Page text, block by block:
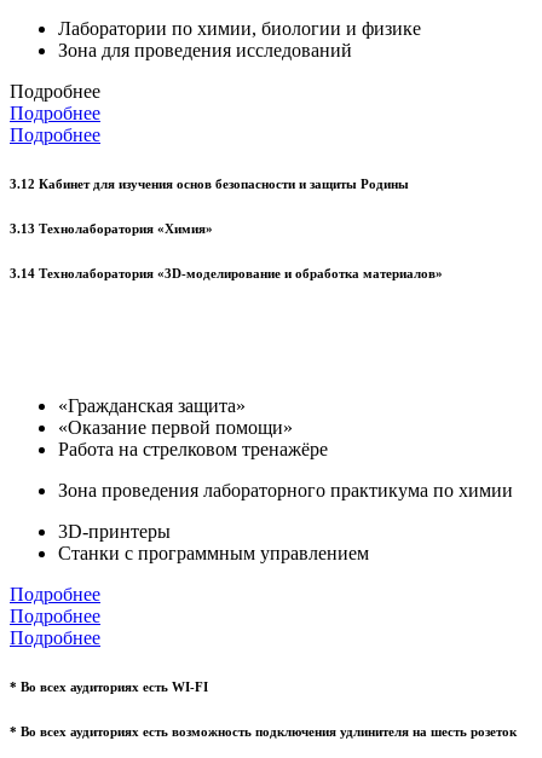
Лаборатории по химии, биологии и физике
Зона для проведения исследований
Подробнее
Подробнее
Подробнее
3.12 Кабинет для изучения основ безопасности и защиты Родины
3.13 Технолаборатория «Химия»
3.14 Технолаборатория «3D-моделирование и обработка материалов»
«Гражданская защита»
«Оказание первой помощи»
Работа на стрелковом тренажёре
Зона проведения лабораторного практикума по химии
3D-принтеры
Станки с программным управлением
Подробнее
Подробнее
Подробнее
* Во всех аудиториях есть WI-FI
* Во всех аудиториях есть возможность подключения удлинителя на шесть розеток